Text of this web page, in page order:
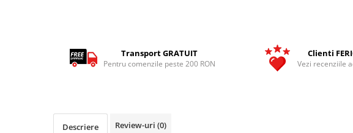
Tricouri Azi esti Tanar si maine...
Tricouri Motivationale
Tricouri Animalute
Transport GRATUIT
Pentru comenzile peste 200 RON
Clienti
Vezi recenziile
Descriere Review-uri (0)